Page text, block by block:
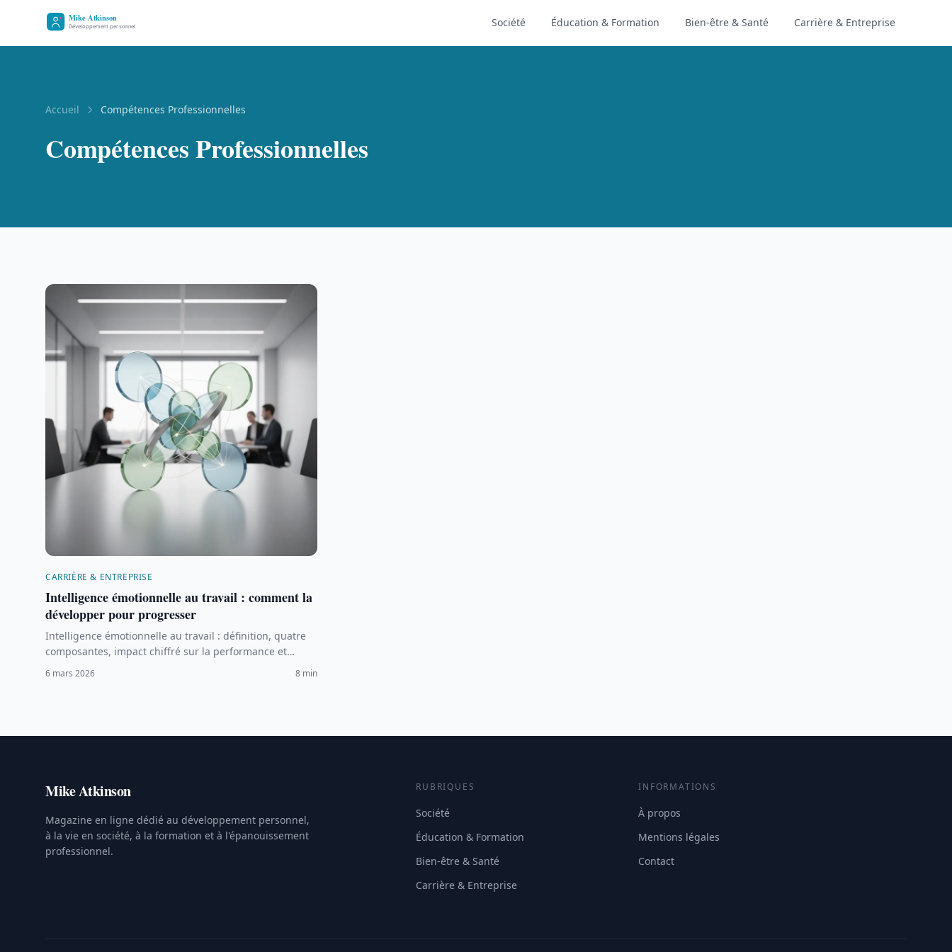
Société Éducation & Formation Bien-être & Santé Carrière & Entreprise
Accueil Compétences Professionnelles
Compétences Professionnelles
CARRIÈRE & ENTREPRISE
Intelligence émotionnelle au travail : comment la
développer pour progresser
Intelligence émotionnelle au travail : définition, quatre
composantes, impact chiffré sur la performance et
méthodes pratiques pour la développer durablement.
6 mars 2026 8 min
Mike Atkinson
Magazine en ligne dédié au développement personnel,
à la vie en société, à la formation et à l'épanouissement
professionnel.
RUBRIQUES
Société
Éducation & Formation
Bien-être & Santé
Carrière & Entreprise
INFORMATIONS
À propos
Mentions légales
Contact